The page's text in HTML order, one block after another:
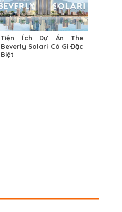
Tiện Ích Dự Án The
Beverly Solari Có Gì Đặc
Biệt